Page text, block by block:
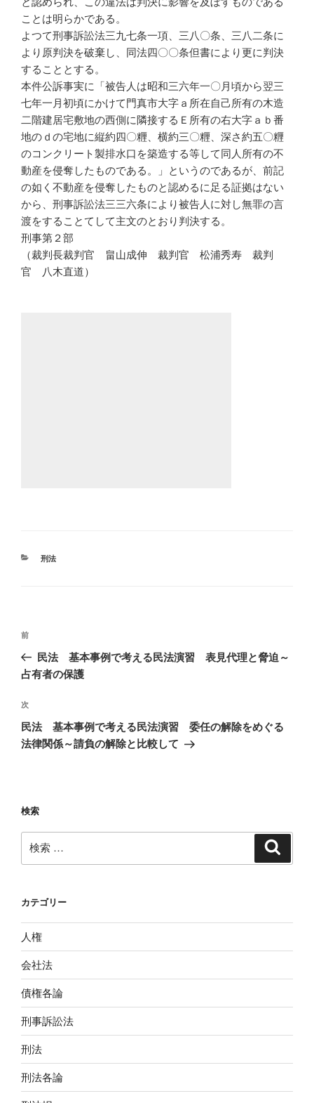
ことは明らかである。
よつて刑事訴訟法三九七条一項、三八〇条、三八二条に
より原判決を破棄し、同法四〇〇条但書により更に判決
することとする。
本件公訴事実に「被告人は昭和三六年一〇月頃から翌三
七年一月初頃にかけて門真市大字ａ所在自己所有の木造
二階建居宅敷地の西側に隣接するＥ所有の右大字ａｂ番
地のｄの宅地に縦約四〇糎、横約三〇糎、深さ約五〇糎
のコンクリート製排水口を築造する等して同人所有の不
動産を侵奪したものである。」というのであるが、前記
の如く不動産を侵奪したものと認めるに足る証拠はない
から、刑事訴訟法三三六条により被告人に対し無罪の言
渡をすることてして主文のとおり判決する。
刑事第２部
（裁判長裁判官 畠山成伸 裁判官 松浦秀寿 裁判
官 八木直道）
カ
刑法
投
ナ
ゲ
ー
シ
過
去
の
稿
前
民法 基本事例で考える民法演習 表見代理と脅迫～
占有者の保護
次
の
投
次
民法 基本事例で考える民法演習 委任の解除をめぐる
法律関係～請負の解除と比較して
検索
検
索:
カテゴリー
人権
会社法
債権各論
刑事訴訟法
刑法
刑法各論